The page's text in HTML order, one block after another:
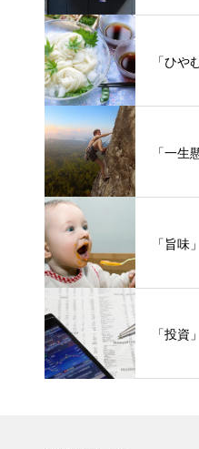
「ひや
「一生
「旨味
「投資